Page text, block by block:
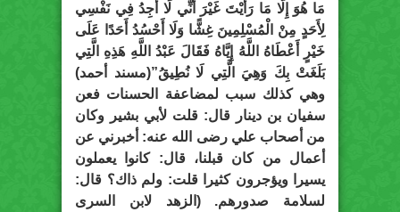
مَا هُوَ إِلَّا مَا رَأَيْتَ غَيْرَ أَنِّي لَا أَجِدُ فِي نَفْسِي
لِأَحَدٍ مِنْ الْمُسْلِمِينَ غِشًّا وَلَا أَحْسُدُ أَحَدًا عَلَى
خَيْرٍ أَعْطَاهُ اللَّهُ إِيَّاهُ فَقَالَ عَبْدُ اللَّهِ هَذِهِ الَّتِي
بَلَغَتْ بِكَ وَهِيَ الَّتِي لَا نُطِيقُ”(مسند أحمد)
وهي كذلك سبب لمضاعفة الحسنات فعن
سفيان بن دينار قال: قلت لأبي بشير وكان
من أصحاب علي رضى الله عنه: أخبرني عن
أعمال من كان قبلنا، قال: كانوا يعملون
يسيرا ويؤجرون كثيرا قلت: ولم ذاك؟ قال:
لسلامة صدورهم. (الزهد لابن السرى